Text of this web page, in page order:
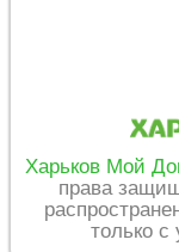
Харьков Мой
права
только с